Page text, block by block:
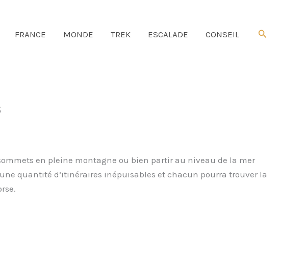
FRANCE MONDE TREK ESCALADE CONSEIL Rechercher
en pleine montagne ou bien partir au niveau de la mer
quantité d’itinéraires inépuisables et chacun pourra trouver la